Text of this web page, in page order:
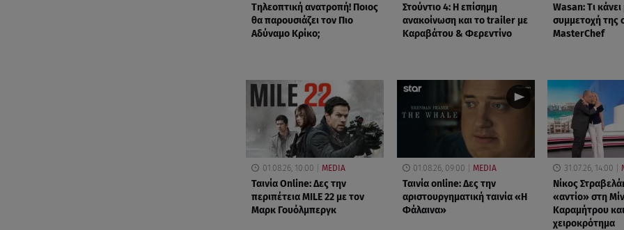
Τηλεοπτική ανατροπή! Ποιος
θα παρουσιάζει τον Πιο
Αδύναμο Κρίκο;
Στούντιο 4: Η επίσημη
ανακοίνωση και το trailer με
Καραβάτου & Φερεντίνο
Wasan: Tι
συμμετοχή της
MasterChef
01.08.26, 10:00 MEDIA
Ταινία Online: Δες την
περιπέτεια MILE 22 με τον
Μαρκ Γουόλμπεργκ
01.08.26, 09:00 MEDIA
Ταινία online: Δες την
αριστουργηματική ταινία «Η
Φάλαινα»
31.07.26, 14:00
Νίκος
«αντίο» στη
Καραμήτρου
χειροκρότημα